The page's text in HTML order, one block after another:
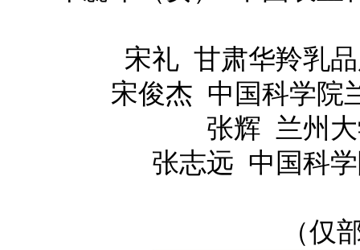
宋礼 甘肃华羚乳
宋俊杰 中国科学院
张辉 兰州
张志远 中国科
（仅